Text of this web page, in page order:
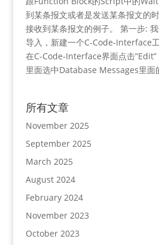
到某条报文或者是发送某条报文的
接收到某条报文的例子。 第一步:
导入，新建一个C-Code-Interface
在C-Code-Interface界面点击
里面选中Database Messages里面
所有文章
November 2025
September 2025
March 2025
August 2024
February 2024
November 2023
October 2023